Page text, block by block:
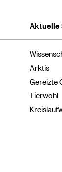
Aktuelle
Arktis
Gereizte
Tierwohl